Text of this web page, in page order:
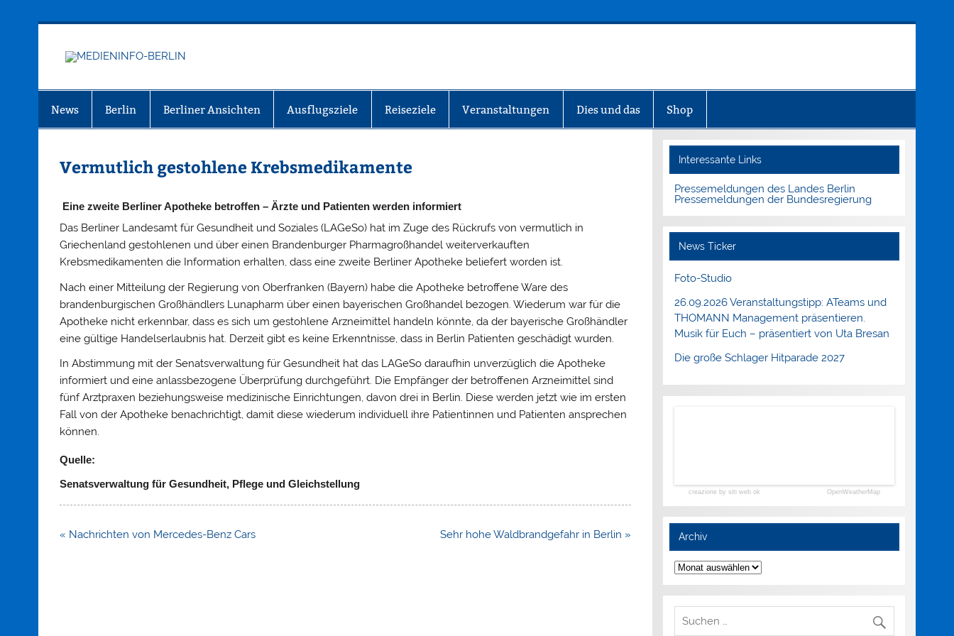
News Berlin Berliner Ansichten Ausflugsziele Reiseziele Veranstaltungen Dies und das Shop
Vermutlich gestohlene Krebsmedikamente
Eine zweite Berliner Apotheke betroffen – Ärzte und Patienten werden informiert
Das Berliner Landesamt für Gesundheit und Soziales (LAGeSo) hat im Zuge des Rückrufs von vermutlich in
Griechenland gestohlenen und über einen Brandenburger Pharmagroßhandel weiterverkauften
Krebsmedikamenten die Information erhalten, dass eine zweite Berliner Apotheke beliefert worden ist.
Nach einer Mitteilung der Regierung von Oberfranken (Bayern) habe die Apotheke betroffene Ware des
brandenburgischen Großhändlers Lunapharm über einen bayerischen Großhandel bezogen. Wiederum war für die
Apotheke nicht erkennbar, dass es sich um gestohlene Arzneimittel handeln könnte, da der bayerische Großhändler
eine gültige Handelserlaubnis hat. Derzeit gibt es keine Erkenntnisse, dass in Berlin Patienten geschädigt wurden.
In Abstimmung mit der Senatsverwaltung für Gesundheit hat das LAGeSo daraufhin unverzüglich die Apotheke
informiert und eine anlassbezogene Überprüfung durchgeführt. Die Empfänger der betroffenen Arzneimittel sind
fünf Arztpraxen beziehungsweise medizinische Einrichtungen, davon drei in Berlin. Diese werden jetzt wie im ersten
Fall von der Apotheke benachrichtigt, damit diese wiederum individuell ihre Patientinnen und Patienten ansprechen
können.
Quelle:
Senatsverwaltung für Gesundheit, Pflege und Gleichstellung
Beitragsnavigation
« Nachrichten von Mercedes-Benz Cars Sehr hohe Waldbrandgefahr in Berlin »
Interessante Links
Pressemeldungen des Landes Berlin
Pressemeldungen der Bundesregierung
News Ticker
Foto-Studio
26.09.2026 Veranstaltungstipp: ATeams und
THOMANN Management präsentieren.
Musik für Euch – präsentiert von Uta Bresan
Die große Schlager Hitparade 2027
creazione by siti web ok OpenWeatherMap
Archiv
Archiv